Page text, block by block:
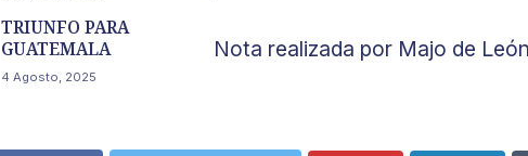
TRIUNFO PARA
GUATEMALA
4 Agosto, 2025
Nota realizada por Majo de León